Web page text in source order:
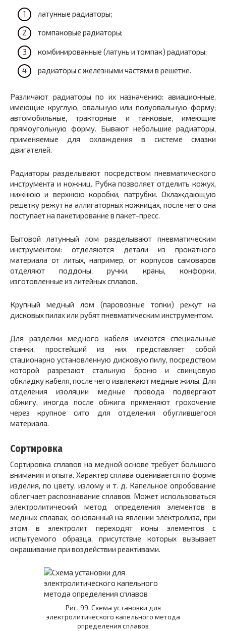
латунные радиаторы;
томпаковые радиаторы;
комбинированные (латунь и томпак) радиаторы;
радиаторы с железными частями в решетке.
Различают радиаторы по их назначению: авиационные,
имеющие круглую, овальную или полуовальную форму;
автомобильные, тракторные и танковые, имеющие
прямоугольную форму. Бывают небольшие радиаторы,
применяемые для охлаждения в системе смазки
двигателей.
Радиаторы разделывают посредством пневматического
инструмента и ножниц. Рубка позволяет отделить кожух,
нижнюю и верхнюю коробки, патрубки. Охлаждающую
решетку режут на аллигаторных ножницах, после чего она
поступает на пакетирование в пакет-пресс.
Бытовой латунный лом разделывают пневматическим
инструментом: отделяются детали из прокатного
материала от литых, например, от корпусов самоваров
отделяют поддоны, ручки, краны, конфорки,
изготовленные из литейных сплавов.
Крупный медный лом (паровозные топки) режут на
дисковых пилах или рубят пневматическим инструментом.
Для разделки медного кабеля имеются специальные
станки, простейший из них представляет собой
стационарно установленную дисковую пилу, посредством
которой разрезают стальную броню и свинцовую
обкладку кабеля, после чего извлекают медные жилы. Для
отделения изоляции медные провода подвергают
обжигу, иногда после обжига применяют грохочение
через крупное сито для отделения обуглившегося
материала.
Сортировка
Сортировка сплавов на медной основе требует большого
внимания и опыта. Характер сплава оценивается по форме
изделия, по цвету, излому и т. д. Капельное опробование
облегчает распознавание сплавов. Может использоваться
электролитический метод определения элементов в
медных сплавах, основанный на явлении электролиза, при
этом в электролит переходят ионы элементов с
испытуемого образца, присутствие которых вызывает
окрашивание при воздействии реактивами.
Рис. 99. Схема установки для
электролитического капельного метода
определения сплавов